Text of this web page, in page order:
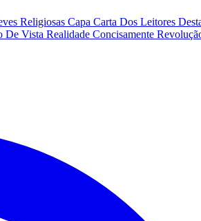
Religiosas Capa Carta Dos Leitores
De Vista Realidade Concisamente